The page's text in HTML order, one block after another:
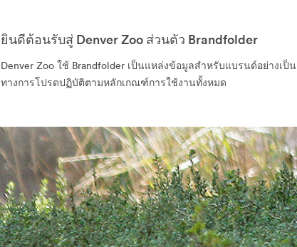
ยินดีต้อนรับสู่ Denver Zoo ส่วนตัว Brandfolder
Denver Zoo ใช้ Brandfolder เป็นแหล่งข้อมูลสำหรับแบรนด์อย่างเป็น
ทางการโปรดปฏิบัติตามหลักเกณฑ์การใช้งานทั้งหมด